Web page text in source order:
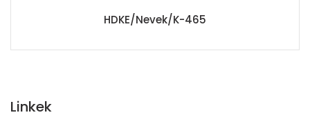
HDKE/Nevek/K-465
Linkek